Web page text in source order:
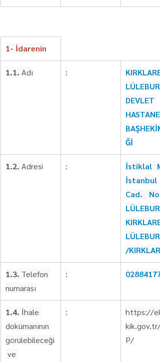
1- İdarenin
1.1. Adı :
DEVLET
Ğİ
1.2. Adresi :
İstiklal
İstanbul
Cad.
/
1.3. Telefon
numarası
:
1.4. İhale
dokümanının
görülebileceği
ve
:
https://
kik.gov.tr/
P/